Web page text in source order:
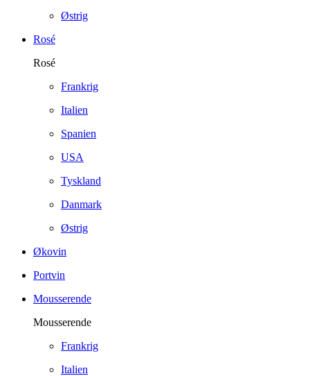
Østrig
Rosé
Rosé
Frankrig
Italien
Spanien
USA
Tyskland
Danmark
Østrig
Økovin
Portvin
Mousserende
Mousserende
Frankrig
Italien